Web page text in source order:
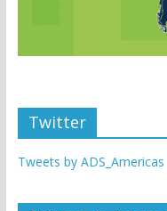
Twitter
Tweets by ADS_Americas